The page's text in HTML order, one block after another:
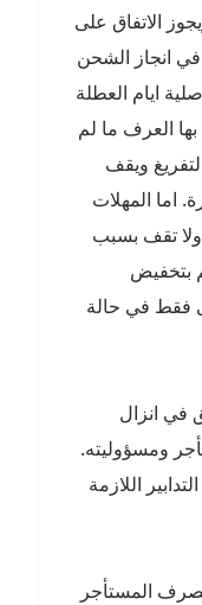
الاتفاق على
انجاز الشحن
ايام العطلة
العرف ما لم
ويقف
اما المهلات
ولا تقف بسبب
بتخفيض
فقط في حالة
في انزال
ومسؤوليته.
اللازمة
المستأجر